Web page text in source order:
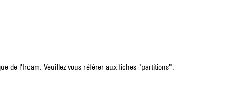
de l'Ircam. Veuillez vous référer aux fiches "partitions".